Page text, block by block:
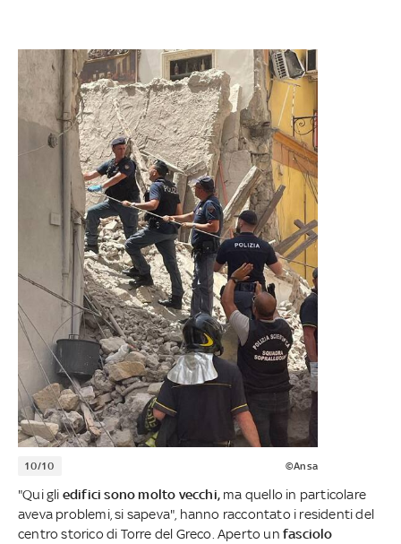
10/10 ©Ansa
"Qui gli edifici sono molto vecchi, ma quello in particolare
aveva problemi, si sapeva", hanno raccontato i residenti del
centro storico di Torre del Greco. Aperto un fasciolo